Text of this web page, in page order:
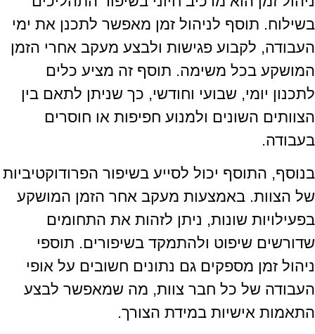
בשילוח. תוסף לניהול זמן מאפשר לתכנן את ימי
העבודה, לקבוע פגישות ולבצע מעקב אחרי הזמן
המושקע בכל משימה. תוסף זה מציע כלים
לתכנון יומי, שבועי וחודשי, כך שניתן לתאם בין
הצוותים השונים ולמנוע חפיפות או חוסרים
בעבודה.
בנוסף, התוסף יכול לסייע בשיפור הפרודוקטיביות
של הצוות. באמצעות מעקב אחר הזמן המושקע
בפעילויות שונות, ניתן לזהות את התחומים
שדורשים שיפוט ולהתמקד בשיפורים. תוספי
ניהול זמן מספקים גם נתונים חשובים על אופי
העבודה של כל חבר צוות, מה שמאפשר לבצע
התאמות אישיות במידת הצורך.